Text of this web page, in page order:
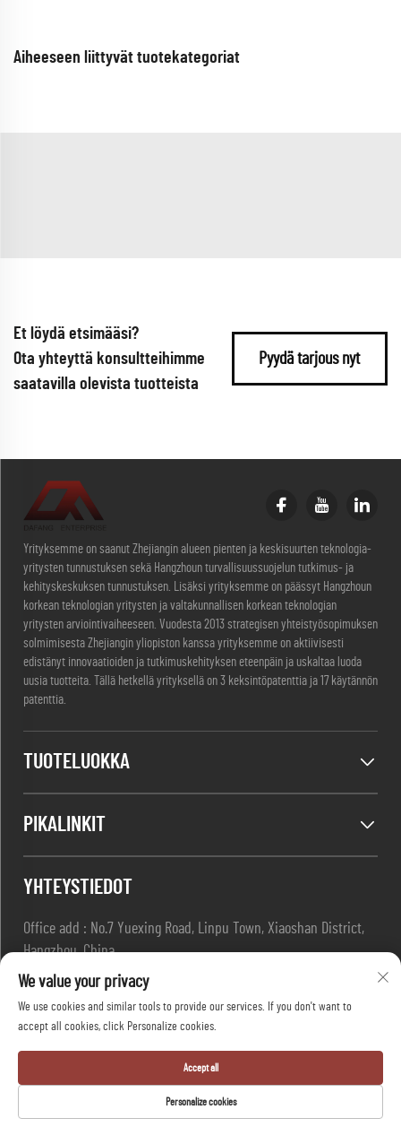
Aiheeseen liittyvät tuotekategoriat
Et löydä etsimääsi?
Ota yhteyttä konsultteihimme
saatavilla olevista tuotteista
Pyydä tarjous nyt
Yrityksemme on saanut Zhejiangin alueen pienten ja keskisuurten teknologia-
yritysten tunnustuksen sekä Hangzhoun turvallisuussuojelun tutkimus- ja
kehityskeskuksen tunnustuksen. Lisäksi yrityksemme on päässyt Hangzhoun
korkean teknologian yritysten ja valtakunnallisen korkean teknologian
yritysten arviointivaiheeseen. Vuodesta 2013 strategisen yhteistyösopimuksen
solmimisesta Zhejiangin yliopiston kanssa yrityksemme on aktiivisesti
edistänyt innovaatioiden ja tutkimuskehityksen eteenpäin ja uskaltaa luoda
uusia tuotteita. Tällä hetkellä yrityksellä on 3 keksintöpatenttia ja 17 käytännön
patenttia.
TUOTELUOKKA
PIKALINKIT
YHTEYSTIEDOT
Office add : No.7 Yuexing Road, Linpu Town, Xiaoshan District,
Hangzhou, China
Sähköposti:[email protected]
+86-13967169961
Tekijänoikeudet © Hangzhou Dafang Safety Co.,Ltd Kaikki
oikeudet pidätetään - Tietosuojakäytäntö- Blogi
We value your privacy
We use cookies and similar tools to provide our services. If you don't want to
accept all cookies, click Personalize cookies.
Personalize cookies
Accept all